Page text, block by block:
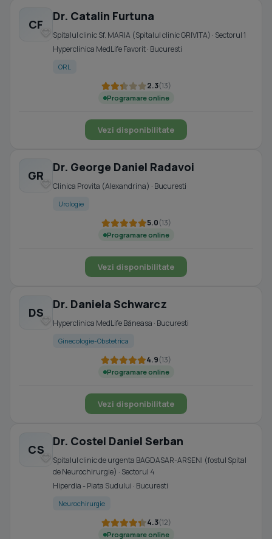
CF
Dr. Catalin Furtuna
Spitalul clinic Sf. MARIA (Spitalul clinic GRIVITA) · Sectorul 1
Hyperclinica MedLife Favorit · Bucuresti
ORL
2.3(13)
Programare online
Vezi disponibilitate
GR
Dr. George Daniel Radavoi
Clinica Provita (Alexandrina) · Bucuresti
Urologie
5.0(13)
Programare online
Vezi disponibilitate
DS
Dr. Daniela Schwarcz
Hyperclinica MedLife Băneasa · Bucuresti
Ginecologie-Obstetrica
4.9(13)
Programare online
Vezi disponibilitate
CS
Dr. Costel Daniel Serban
Spitalul clinic de urgenta BAGDASAR-ARSENI (fostul Spital
de Neurochirurgie) · Sectorul 4
Hiperdia - Piata Sudului · Bucuresti
Neurochirurgie
4.3(12)
Programare online